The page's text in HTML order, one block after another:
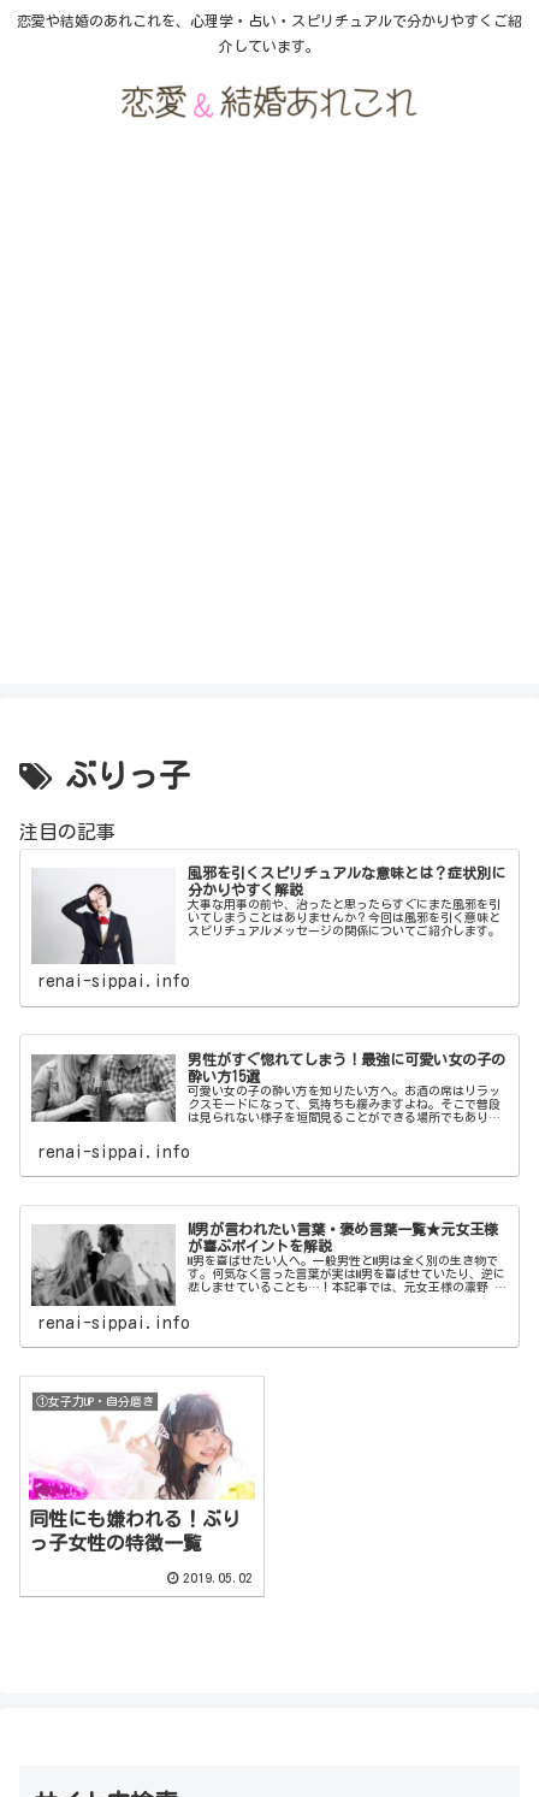
恋愛や結婚のあれこれを、心理学・占い・スピリチュアルで分かりやすくご紹
介しています。
ぶりっ子
注目の記事
風邪を引くスピリチュアルな意味とは？症状別に
分かりやすく解説
大事な用事の前や、治ったと思ったらすぐにまた風邪を引
いてしまうことはありませんか？今回は風邪を引く意味と
スピリチュアルメッセージの関係についてご紹介します。
renai-sippai.info
男性がすぐ惚れてしまう！最強に可愛い女の子の
酔い方15選
可愛い女の子の酔い方を知りたい方へ。お酒の席はリラッ
クスモードになって、気持ちも緩みますよね。そこで普段
は見られない様子を垣間見ることができる場所でもありま
renai-sippai.info
M男が言われたい言葉・褒め言葉一覧★元女王様
が喜ぶポイントを解説
M男を喜ばせたい人へ。一般男性とM男は全く別の生き物で
す。何気なく言った言葉が実はM男を喜ばせていたり、逆に
悲しませていることも…！本記事では、元女王様の凛野 祈
renai-sippai.info
①女子力UP・自分磨き
同性にも嫌われる！ぶり
っ子女性の特徴一覧
2019.05.02